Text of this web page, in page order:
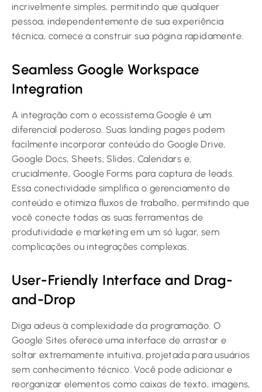
incrivelmente simples, permitindo que qualquer
pessoa, independentemente de sua experiência
técnica, comece a construir sua página rapidamente.
Seamless Google Workspace
Integration
A integração com o ecossistema Google é um
diferencial poderoso. Suas landing pages podem
facilmente incorporar conteúdo do Google Drive,
Google Docs, Sheets, Slides, Calendars e,
crucialmente, Google Forms para captura de leads.
Essa conectividade simplifica o gerenciamento de
conteúdo e otimiza fluxos de trabalho, permitindo que
você conecte todas as suas ferramentas de
produtividade e marketing em um só lugar, sem
complicações ou integrações complexas.
User-Friendly Interface and Drag-
and-Drop
Diga adeus à complexidade da programação. O
Google Sites oferece uma interface de arrastar e
soltar extremamente intuitiva, projetada para usuários
sem conhecimento técnico. Você pode adicionar e
reorganizar elementos como caixas de texto, imagens,